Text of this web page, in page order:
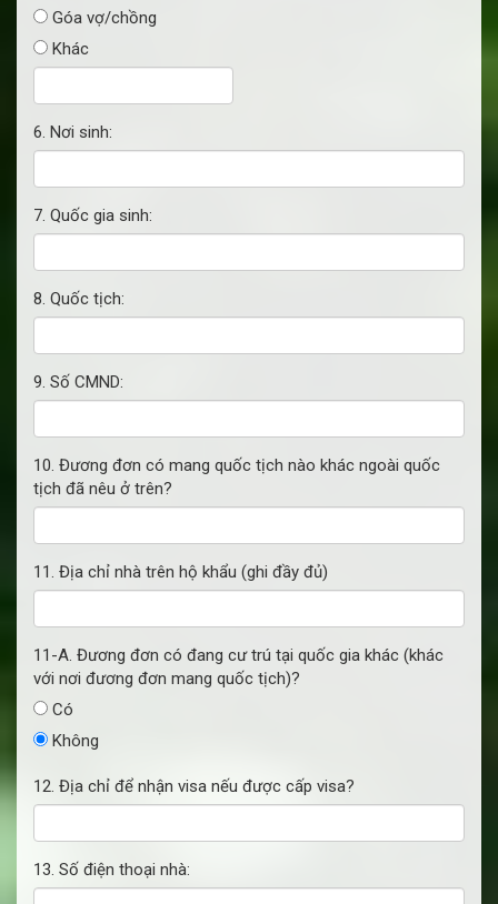
Góa vợ/chồng
Khác
6. Nơi sinh:
7. Quốc gia sinh:
8. Quốc tịch:
9. Số CMND:
10. Đương đơn có mang quốc tịch nào khác ngoài quốc
tịch đã nêu ở trên?
11. Địa chỉ nhà trên hộ khẩu (ghi đầy đủ)
11-A. Đương đơn có đang cư trú tại quốc gia khác (khác
với nơi đương đơn mang quốc tịch)?
Có
Không
12. Địa chỉ để nhận visa nếu được cấp visa?
13. Số điện thoại nhà: